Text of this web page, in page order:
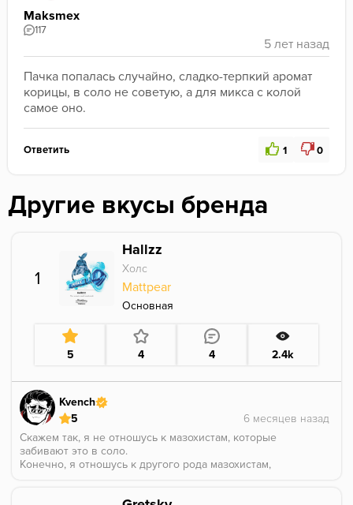
Maksmex
117
Пачка попалась случайно, сладко-терпкий аромат
корицы, в соло не советую, а для микса с колой
самое оно.
Ответить 1 0
Другие вкусы бренда
1
Hallzz
Холс
Mattpear
Основная
5 4 4 2.4k
Kvench
5
Скажем так, я не отношусь к мазохистам, которые
забивают это в соло.
Конечно, я отношусь к другого рода мазохистам,